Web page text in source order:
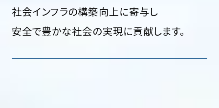
社会インフラの構築向上に寄与し
安全で豊かな社会の実現に貢献します。